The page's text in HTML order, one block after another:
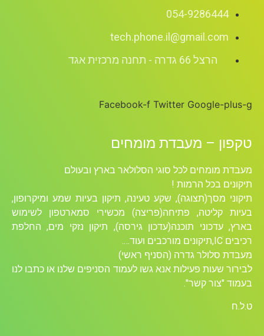
054-
Facebook-f Twitter
מעבדת מומחים
לכל סוגי הסלולאר בארץ ובעולם
הרמות !
שקע טעינה, תיקון בעיות שמע ומיקרופון,
פתיחה(פריצה) מכשירי סמארטפון לשימוש
תוכנה(עדכון גירסה), תיקון נזקי מים, החלפת
גדרה (הסניף ראשי)
פעילות אנא גשו לעמוד הסניפים שלנו או כתבו לנו
קשר".